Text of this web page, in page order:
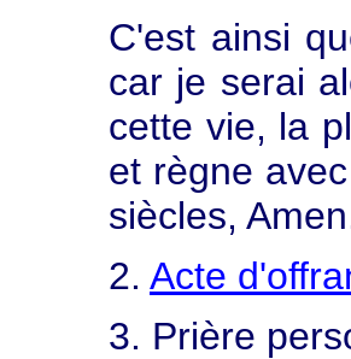
C'est ainsi
car je serai
cette vie, la
et règne
siècles,
2. Acte
3. Prière